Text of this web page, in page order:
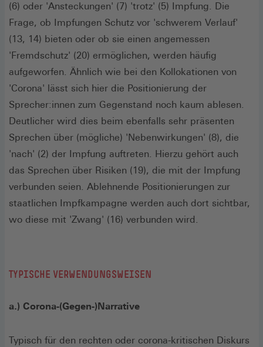
(6) oder 'Ansteckungen' (7) 'trotz' (5) Impfung. Die
Frage, ob Impfungen Schutz vor 'schwerem Verlauf'
(13, 14) bieten oder ob sie einen angemessen
'Fremdschutz' (20) ermöglichen, werden häufig
aufgeworfen. Ähnlich wie bei den Kollokationen von
'Corona' lässt sich hier die Positionierung der
Sprecher:innen zum Gegenstand noch kaum ablesen.
Deutlicher wird dies beim ebenfalls sehr präsenten
Sprechen über (mögliche) 'Nebenwirkungen' (8), die
'nach' (2) der Impfung auftreten. Hierzu gehört auch
das Sprechen über Risiken (19), die mit der Impfung
verbunden seien. Ablehnende Positionierungen zur
staatlichen Impfkampagne werden auch dort sichtbar,
wo diese mit 'Zwang' (16) verbunden wird.
TYPISCHE VERWENDUNGSWEISEN
a.) Corona-(Gegen-)Narrative
Typisch für den rechten oder corona-kritischen Diskurs